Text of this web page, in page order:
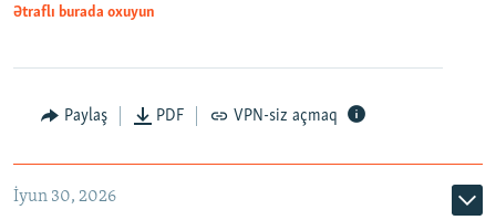
Ətraflı burada oxuyun
Paylaş PDF VPN-siz açmaq
İyun 30, 2026